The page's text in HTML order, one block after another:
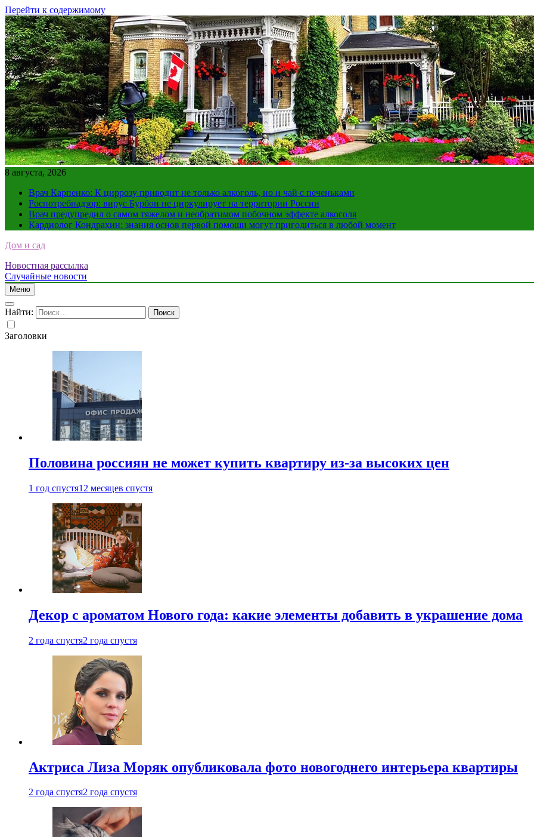
Перейти к содержимому
8 августа, 2026
Врач Карпенко: К циррозу приводит не только алкоголь, но и чай с печеньками
Роспотребнадзор: вирус Бурбон не циркулирует на территории России
Врач предупредил о самом тяжелом и необратимом побочном эффекте алкоголя
Кардиолог Кондрахин: знания основ первой помощи могут пригодиться в любой момент
Дом и сад
Новостная рассылка
Случайные новости
Меню
Найти:
Заголовки
Половина россиян не может купить квартиру из-за высоких цен
1 год спустя12 месяцев спустя
Декор с ароматом Нового года: какие элементы добавить в украшение дома
2 года спустя2 года спустя
Актриса Лиза Моряк опубликовала фото новогоднего интерьера квартиры
2 года спустя2 года спустя